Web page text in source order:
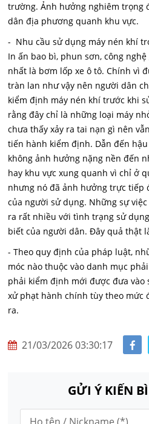
trường. Ảnh hưởng nghiêm trọng
dân địa phương quanh khu vực.
- Nhu cầu sử dụng máy nén khí
In ấn bao bì, phun sơn, công
nhất là bơm lốp xe ô tô. Chính vì
tràn lan như vậy nên người dân
kiểm định máy nén khí trước khi
rằng đây chỉ là những loại máy
chưa thấy xảy ra tai nạn gì nên
tiến hành kiểm định. Dẫn đến
không ảnh hưởng nặng nền đến
hay khu vực xung quanh vì chỉ ở
nhưng nó đã ảnh hưởng trực tiếp
của người sử dụng. Những sự
ra rất nhiều với tình trạng sử
biết của người dân. Đây quả thật
- Theo quy định của pháp luật,
móc nào thuộc vào danh mục
phải kiểm định mới được đưa vào
xử phạt hành chính tùy theo mức
ra.
21/03/2026 03:30:17
GỬI Ý KIẾN